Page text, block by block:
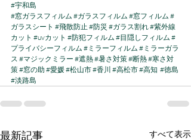
#宇和島
#窓ガラスフィルム #ガラスフィルム #窓フィルム #
ガラスシート #飛散防止 #防災 #ガラス割れ#紫外線
カット #uvカット #防犯フィルム #目隠しフィルム #
プライバシーフィルム #ミラーフィルム #ミラーガラ
ス #マジックミラー #遮熱#暑さ対策#断熱#寒さ対
策#窓の助 #愛媛#松山市#香川 #高松市#高知 #徳島
#淡路島
最新記事 すべて表示